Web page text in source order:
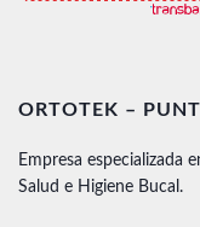
ORTOTEK –
Empresa especializada
Salud e Higiene Bucal.